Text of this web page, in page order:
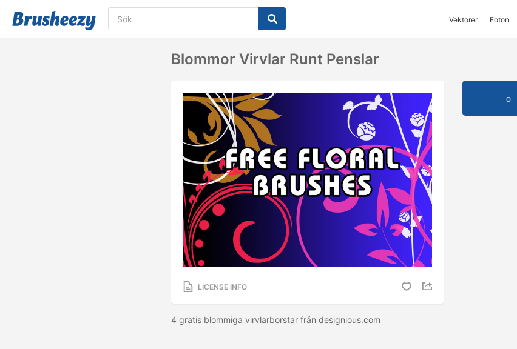
Vektorer Foton
Blommor Virvlar Runt Penslar
LICENSE INFO
4 gratis blommiga virvlarborstar från designious.com